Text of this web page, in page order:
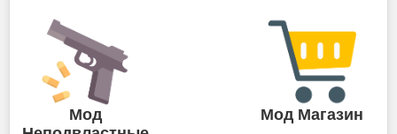
Мод
Мод Магазин